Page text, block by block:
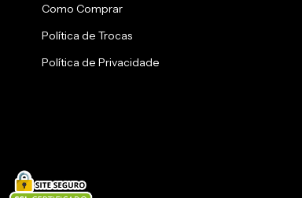
Como Comprar
Política de Trocas
Política de Privacidade